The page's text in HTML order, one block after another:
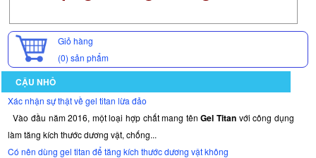
Giỏ hàng
(0) sản phẩm
CẬU NHỎ
Xác nhận sự thật về gel titan lừa đảo
Vào đầu năm 2016, một loại hợp chất mang tênGel Titanvới công dụng
làm tăng kích thước dương vật, chống...
Có nên dùng gel titan để tăng kích thước dương vật không